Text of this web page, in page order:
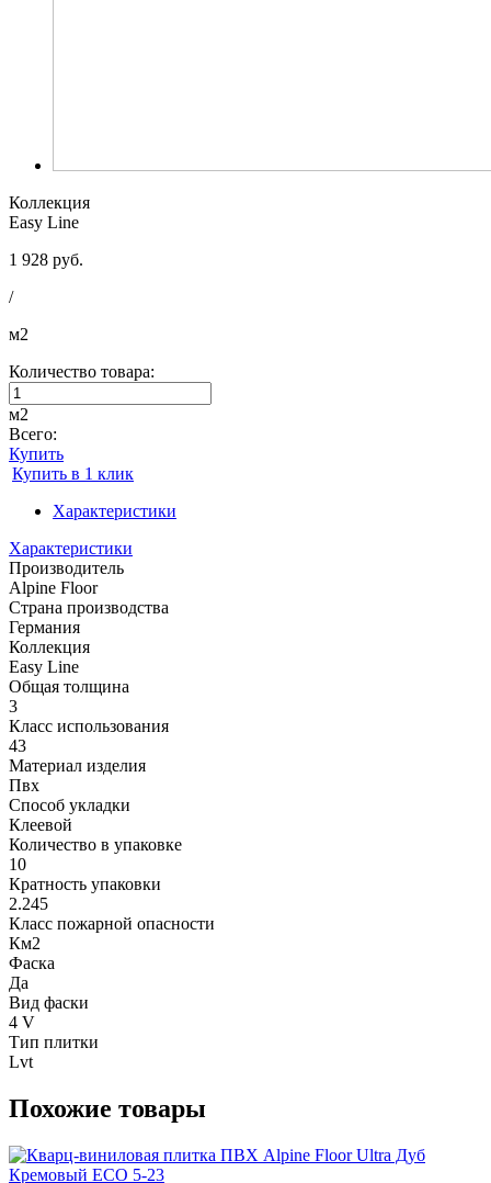
Коллекция
Easy Line
1 928 руб.
/
м2
Количество товара:
м2
Всего:
Купить
Купить в 1 клик
Характеристики
Характеристики
Производитель
Alpine Floor
Страна производства
Германия
Коллекция
Easy Line
Общая толщина
3
Класс использования
43
Материал изделия
Пвх
Способ укладки
Клеевой
Количество в упаковке
10
Кратность упаковки
2.245
Класс пожарной опасности
Км2
Фаска
Да
Вид фаски
4 V
Тип плитки
Lvt
Похожие товары